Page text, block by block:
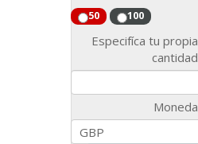
50
100
Especifíca tu propia
cantidad
Moneda